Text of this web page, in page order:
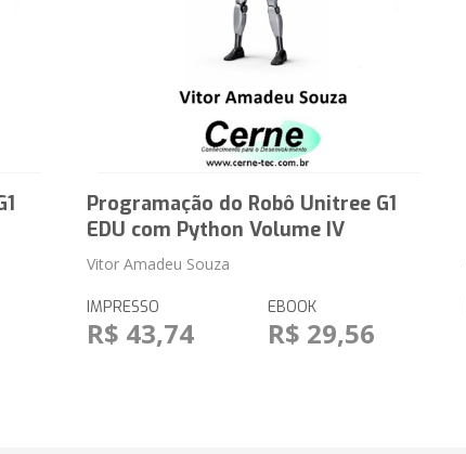
Programação do Robô Unitree G1
EDU com Python Volume IV
Vitor Amadeu Souza
IMPRESSO
R$ 43,74
EBOOK
R$ 29,56